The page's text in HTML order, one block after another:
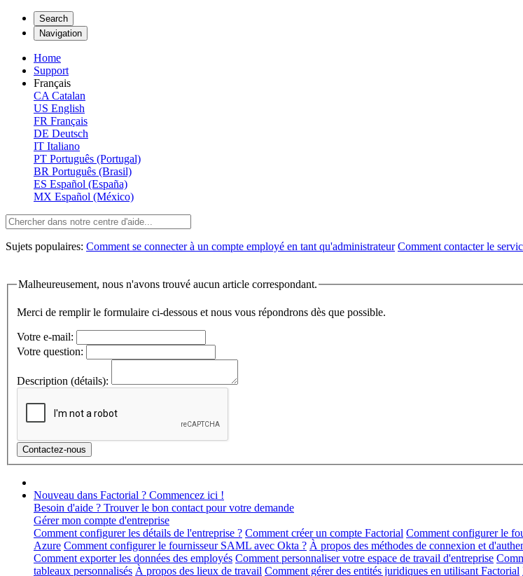
Search
Navigation
Home
Support
Français
CA Catalan
US English
FR Français
DE Deutsch
IT Italiano
PT Português (Portugal)
BR Português (Brasil)
ES Español (España)
MX Español (México)
Sujets populaires: Comment se connecter à un compte employé en tant qu'administrateur Comment contacter le
Malheureusement, nous n'avons trouvé aucun article correspondant.
Merci de remplir le formulaire ci-dessous et nous vous répondrons dès que possible.
Votre e-mail:
Votre question:
Description (détails):
Nouveau dans Factorial ? Commencez ici !
Besoin d'aide ? Trouver le bon contact pour votre demande
Gérer mon compte d'entreprise
Comment configurer les détails de l'entreprise ? Comment créer un compte Factorial Comment configurer le
Azure Comment configurer le fournisseur SAML avec Okta ? À propos des méthodes de connexion et
Comment exporter les données des employés Comment personnaliser votre espace de travail d'entreprise
tableaux personnalisés À propos des lieux de travail Comment gérer des entités juridiques en utilisant Factorial